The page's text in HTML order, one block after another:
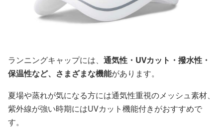
ランニングキャップには、 通気性・UVカット・撥水性・
保温性など、さまざまな機能があります。
夏場や蒸れが気になる方には通気性重視のメッシュ素材、
紫外線が強い時期にはUVカット機能付きがおすすめで
す。